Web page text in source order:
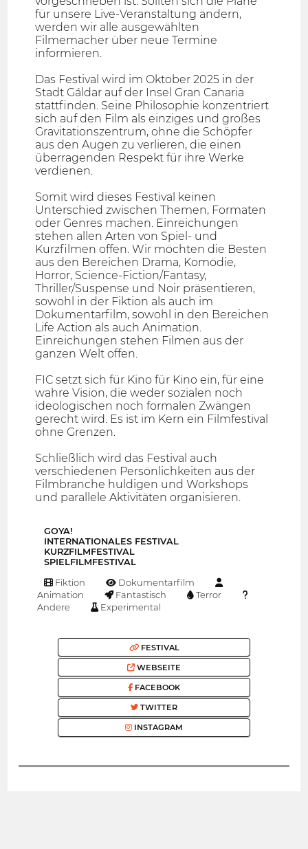
für unsere Live-Veranstaltung ändern,
werden wir alle ausgewählten
Filmemacher über neue Termine
informieren.
Das Festival wird im Oktober 2025 in der
Stadt Gáldar auf der Insel Gran Canaria
stattfinden. Seine Philosophie konzentriert
sich auf den Film als einziges und großes
Gravitationszentrum, ohne die Schöpfer
aus den Augen zu verlieren, die einen
überragenden Respekt für ihre Werke
verdienen.
Somit wird dieses Festival keinen
Unterschied zwischen Themen, Formaten
oder Genres machen. Einreichungen
stehen allen Arten von Spiel- und
Kurzfilmen offen. Wir möchten die Besten
aus den Bereichen Drama, Komödie,
Horror, Science-Fiction/Fantasy,
Thriller/Suspense und Noir präsentieren,
sowohl in der Fiktion als auch im
Dokumentarfilm, sowohl in den Bereichen
Life Action als auch Animation.
Einreichungen stehen Filmen aus der
ganzen Welt offen.
FIC setzt sich für Kino für Kino ein, für eine
wahre Vision, die weder sozialen noch
ideologischen noch formalen Zwängen
gerecht wird. Es ist im Kern ein Filmfestival
ohne Grenzen.
Schließlich wird das Festival auch
verschiedenen Persönlichkeiten aus der
Filmbranche huldigen und Workshops
und parallele Aktivitäten organisieren.
GOYA!
INTERNATIONALES FESTIVAL
KURZFILMFESTIVAL
SPIELFILMFESTIVAL
Fiktion
Dokumentarfilm
Animation
Fantastisch
Terror
Andere
Experimental
FESTIVAL
WEBSEITE
FACEBOOK
TWITTER
INSTAGRAM